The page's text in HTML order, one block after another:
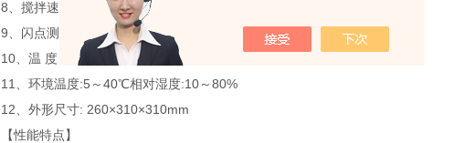
8、搅拌速度：A：90～120转/分，B：250±10转/分
9、闪点测定器：符合SH/T0315技术条件
10、温 度 计：符合GB/T514技术条件
11、环境温度:5～40℃相对湿度:10～80%
12、外形尺寸: 260×310×310mm
【性能特点】